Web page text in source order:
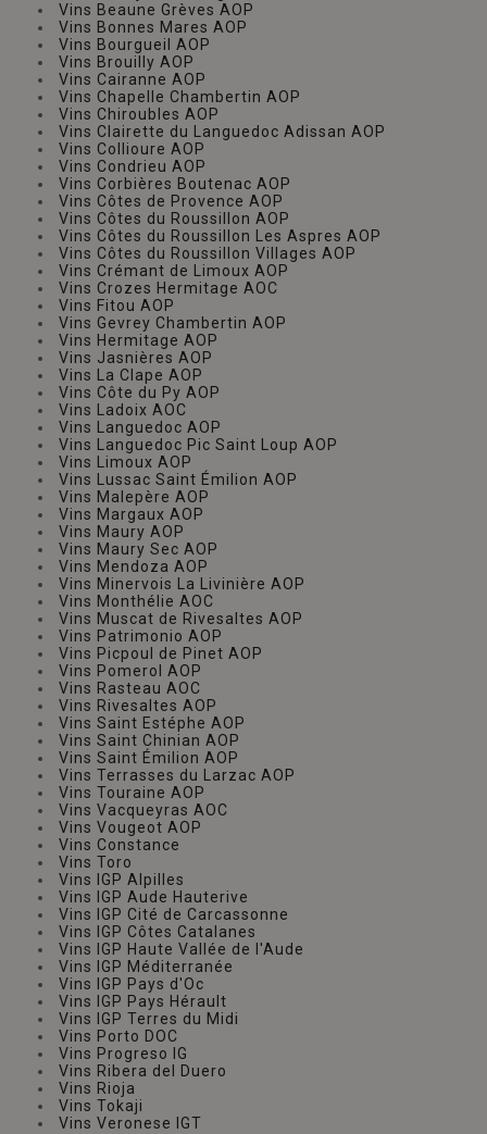
Vins Beaune Grèves AOP
Vins Bonnes Mares AOP
Vins Bourgueil AOP
Vins Brouilly AOP
Vins Cairanne AOP
Vins Chapelle Chambertin AOP
Vins Chiroubles AOP
Vins Clairette du Languedoc Adissan AOP
Vins Collioure AOP
Vins Condrieu AOP
Vins Corbières Boutenac AOP
Vins Côtes de Provence AOP
Vins Côtes du Roussillon AOP
Vins Côtes du Roussillon Les Aspres AOP
Vins Côtes du Roussillon Villages AOP
Vins Crémant de Limoux AOP
Vins Crozes Hermitage AOC
Vins Fitou AOP
Vins Gevrey Chambertin AOP
Vins Hermitage AOP
Vins Jasnières AOP
Vins La Clape AOP
Vins Côte du Py AOP
Vins Ladoix AOC
Vins Languedoc AOP
Vins Languedoc Pic Saint Loup AOP
Vins Limoux AOP
Vins Lussac Saint Émilion AOP
Vins Malepère AOP
Vins Margaux AOP
Vins Maury AOP
Vins Maury Sec AOP
Vins Mendoza AOP
Vins Minervois La Livinière AOP
Vins Monthélie AOC
Vins Muscat de Rivesaltes AOP
Vins Patrimonio AOP
Vins Picpoul de Pinet AOP
Vins Pomerol AOP
Vins Rasteau AOC
Vins Rivesaltes AOP
Vins Saint Estéphe AOP
Vins Saint Chinian AOP
Vins Saint Émilion AOP
Vins Terrasses du Larzac AOP
Vins Touraine AOP
Vins Vacqueyras AOC
Vins Vougeot AOP
Vins Constance
Vins Toro
Vins IGP Alpilles
Vins IGP Aude Hauterive
Vins IGP Cité de Carcassonne
Vins IGP Côtes Catalanes
Vins IGP Haute Vallée de l'Aude
Vins IGP Méditerranée
Vins IGP Pays d'Oc
Vins IGP Pays Hérault
Vins IGP Terres du Midi
Vins Porto DOC
Vins Progreso IG
Vins Ribera del Duero
Vins Rioja
Vins Tokaji
Vins Veronese IGT